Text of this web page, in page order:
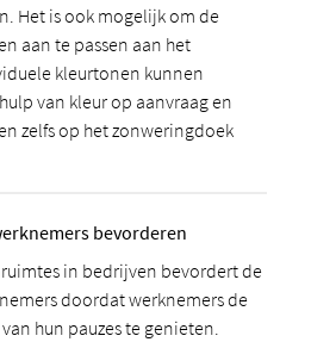
Het is ook mogelijk om de
aan te passen aan het
kleurtonen kunnen
van kleur op aanvraag en
zelfs op het zonweringdoek
bevorderen
in bedrijven bevordert de
doordat werknemers de
hun pauzes te genieten.